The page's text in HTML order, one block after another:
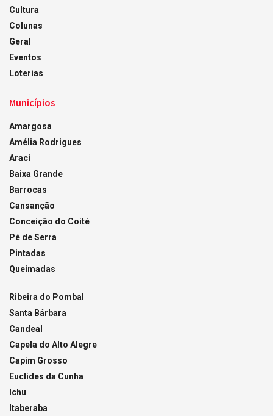
Cultura
Colunas
Geral
Eventos
Loterias
Municípios
Amargosa
Amélia Rodrigues
Araci
Baixa Grande
Barrocas
Cansanção
Conceição do Coité
Pé de Serra
Pintadas
Queimadas
Ribeira do Pombal
Santa Bárbara
Candeal
Capela do Alto Alegre
Capim Grosso
Euclides da Cunha
Ichu
Itaberaba